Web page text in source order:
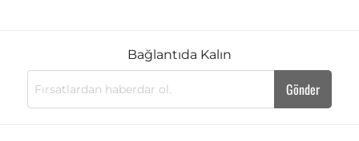
Bağlantıda Kalın
Gönder